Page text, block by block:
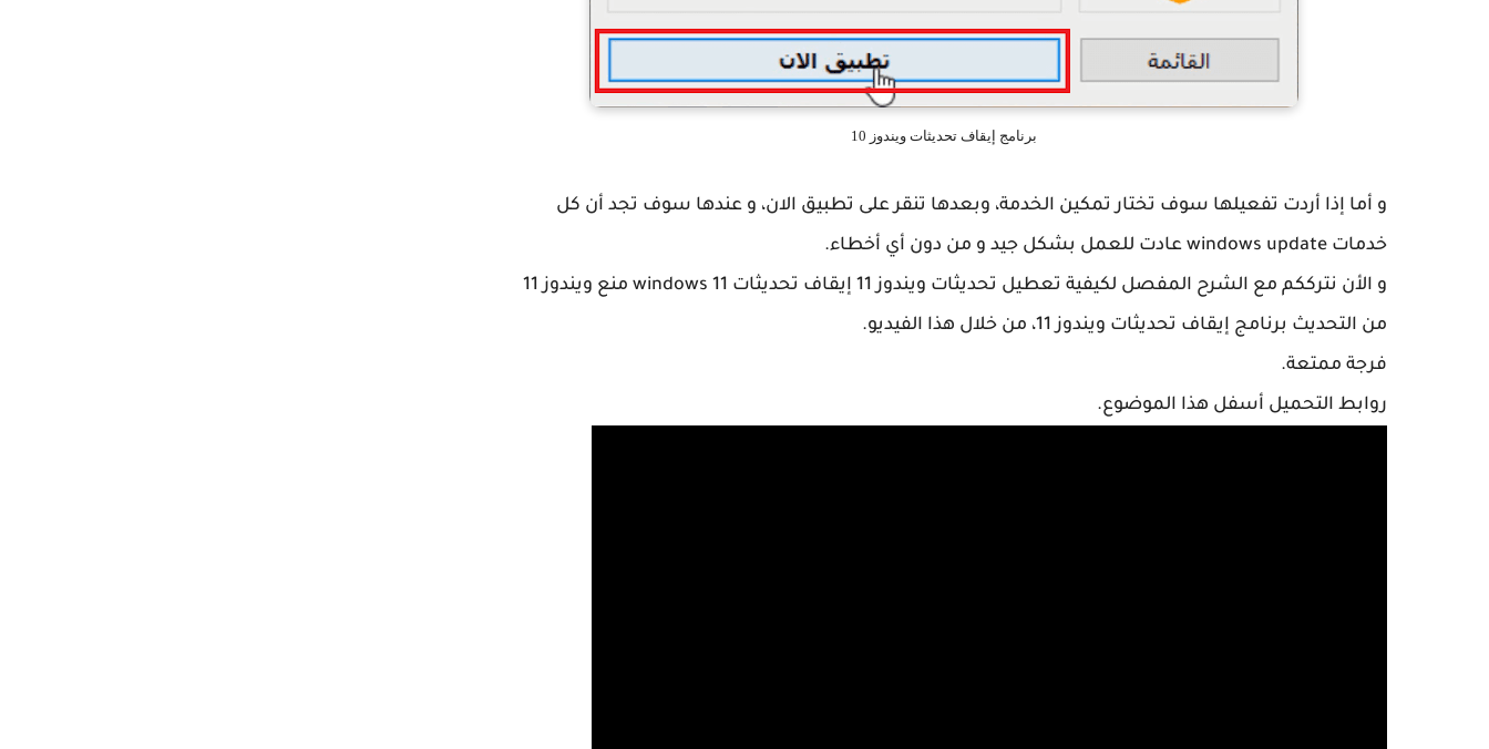
برنامج إيقاف تحديثات ويندوز 10
و أما إذا أردت تفعيلها سوف تختار تمكين الخدمة، وبعدها تنقر على تطبيق الان، و عندها سوف تجد أن كل
خدمات windows update عادت للعمل بشكل جيد و من دون أي أخطاء.
و الأن نترككم مع الشرح المفصل لكيفية تعطيل تحديثات ويندوز 11 إيقاف تحديثات windows 11 منع ويندوز 11
من التحديث برنامج إيقاف تحديثات ويندوز 11، من خلال هذا الفيديو.
فرجة ممتعة.
روابط التحميل أسفل هذا الموضوع.